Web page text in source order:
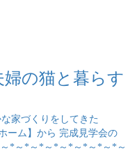
の猫と暮らす
家づくりをしてきた
ーム】から 完成見学会の
*～*～*～*～*～*～*～*～